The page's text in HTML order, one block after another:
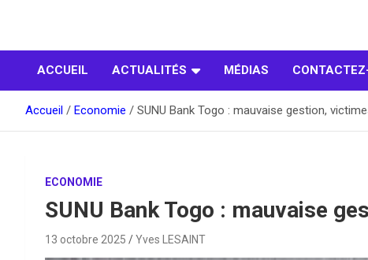
ACCUEIL ACTUALITÉS MÉDIAS
Accueil Economie SUNU Bank Togo : mauvaise gestion,
ECONOMIE
SUNU Bank Togo : mauvaise
13 octobre 2025 Yves LESAINT